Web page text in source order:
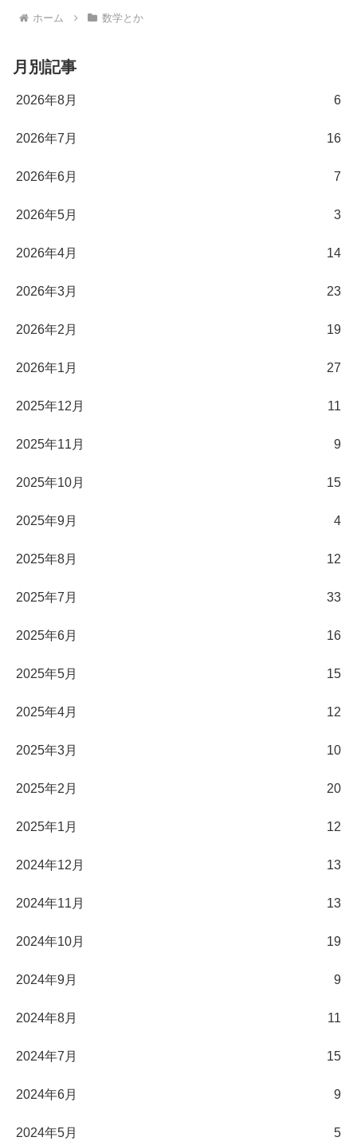
ホーム 数学とか
月別記事
2026年8月 6
2026年7月 16
2026年6月 7
2026年5月 3
2026年4月 14
2026年3月 23
2026年2月 19
2026年1月 27
2025年12月 11
2025年11月 9
2025年10月 15
2025年9月 4
2025年8月 12
2025年7月 33
2025年6月 16
2025年5月 15
2025年4月 12
2025年3月 10
2025年2月 20
2025年1月 12
2024年12月 13
2024年11月 13
2024年10月 19
2024年9月 9
2024年8月 11
2024年7月 15
2024年6月 9
2024年5月 5